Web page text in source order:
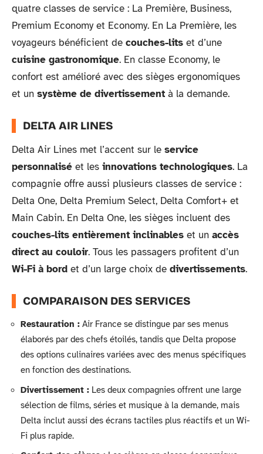
quatre classes de service : La Première, Business,
Premium Economy et Economy. En La Première, les
voyageurs bénéficient de couches-lits et d’une
cuisine gastronomique. En classe Economy, le
confort est amélioré avec des sièges ergonomiques
et un système de divertissement à la demande.
DELTA AIR LINES
Delta Air Lines met l’accent sur le service
personnalisé et les innovations technologiques. La
compagnie offre aussi plusieurs classes de service :
Delta One, Delta Premium Select, Delta Comfort+ et
Main Cabin. En Delta One, les sièges incluent des
couches-lits entièrement inclinables et un accès
direct au couloir. Tous les passagers profitent d’un
Wi-Fi à bord et d’un large choix de divertissements.
COMPARAISON DES SERVICES
Restauration : Air France se distingue par ses menus
élaborés par des chefs étoilés, tandis que Delta propose
des options culinaires variées avec des menus spécifiques
en fonction des destinations.
Divertissement : Les deux compagnies offrent une large
sélection de films, séries et musique à la demande, mais
Delta inclut aussi des écrans tactiles plus réactifs et un Wi-
Fi plus rapide.